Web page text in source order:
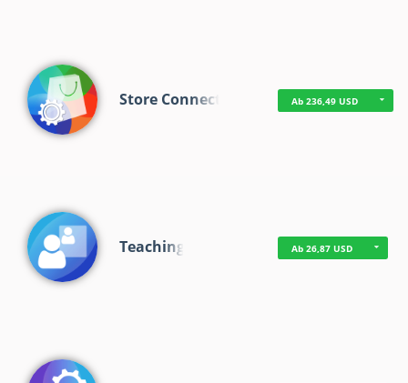
Store Connect Ab 236,49 USD
Teaching Ab 26,87 USD